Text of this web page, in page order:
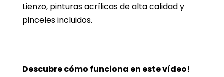
Lienzo, pinturas acrílicas de alta calidad y
pinceles incluidos.
Descubre cómo funciona en este vídeo!